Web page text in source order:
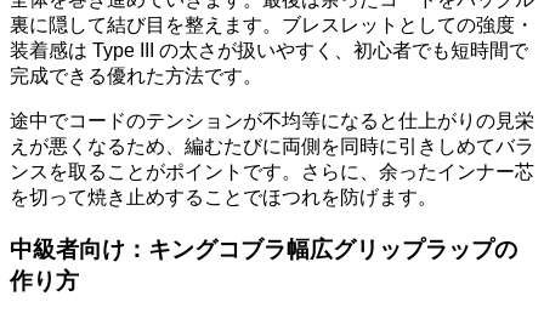
裏に隠して結び目を整えます。ブレスレットとしての強度・
装着感は Type III の太さが扱いやすく、初心者でも短時間で
完成できる優れた方法です。
途中でコードのテンションが不均等になると仕上がりの見栄
えが悪くなるため、編むたびに両側を同時に引きしめてバラ
ンスを取ることがポイントです。さらに、余ったインナー芯
を切って焼き止めすることでほつれを防げます。
中級者向け：キングコブラ幅広グリップラップの
作り方